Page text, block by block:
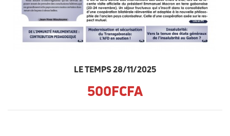
LE TEMPS 28/11/2025
500FCFA